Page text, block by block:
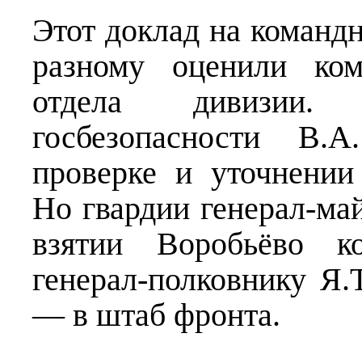
Этот доклад на
разному оценили
отдела дивизии.
госбезопасности
проверке и
Но гвардии генерал-
взятии Воробьёво
генерал-полковнику
— в штаб фронта.